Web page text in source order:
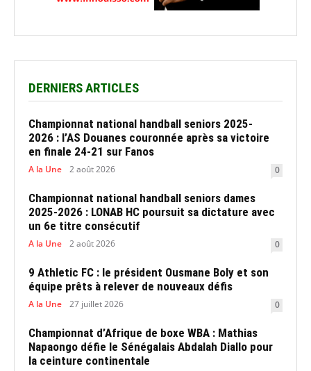
DERNIERS ARTICLES
Championnat national handball seniors 2025-
2026 : l’AS Douanes couronnée après sa victoire
en finale 24-21 sur Fanos
A la Une 2 août 2026 0
Championnat national handball seniors dames
2025-2026 : LONAB HC poursuit sa dictature avec
un 6e titre consécutif
A la Une 2 août 2026 0
9 Athletic FC : le président Ousmane Boly et son
équipe prêts à relever de nouveaux défis
A la Une 27 juillet 2026 0
Championnat d’Afrique de boxe WBA : Mathias
Napaongo défie le Sénégalais Abdalah Diallo pour
la ceinture continentale